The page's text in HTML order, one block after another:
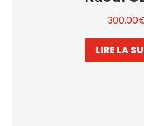
300.00
LIRE LA